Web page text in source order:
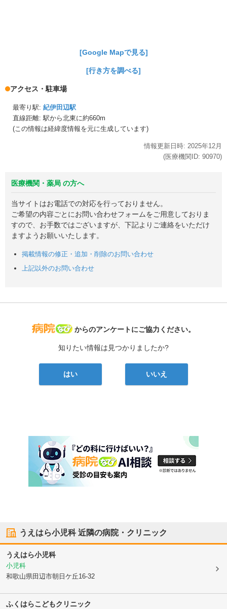
[Google Mapで見る]
[行き方を調べる]
アクセス・駐車場
最寄り駅: 紀伊田辺駅
直線距離: 駅から北東に約660m
(この情報は経緯度情報を元に生成しています)
情報更新日時: 2025年12月
(医療機関ID: 90970)
医療機関・薬局 の方へ
当サイトはお電話での対応を行っておりません。
ご希望の内容ごとにお問い合わせフォームをご用意しておりま
すので、お手数ではございますが、下記よりご連絡をいただけ
ますようお願いいたします。
掲載情報の修正・追加・削除のお問い合わせ
上記以外のお問い合わせ
病院なび
からのアンケートにご協力ください。
知りたい情報は見つかりましたか?
はい いいえ
うえはら小児科近隣の病院・クリニック
うえはら小児科
小児科
和歌山県田辺市朝日ケ丘16-32
ふくはらこどもクリニック